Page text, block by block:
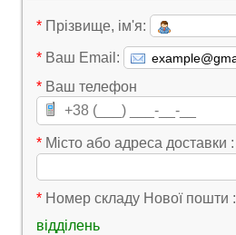
* Прізвище, ім'я:
* Ваш Email:
* Ваш телефон
* Місто або адреса доставки :
* Номер складу Нової пошти :
відділень